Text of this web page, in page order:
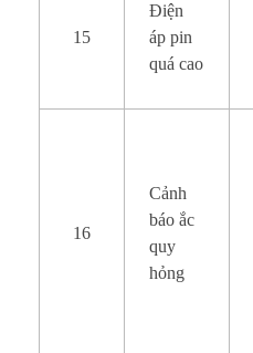
15
Điện
áp pin
quá cao
16
Cảnh
báo ắc
quy
hỏng